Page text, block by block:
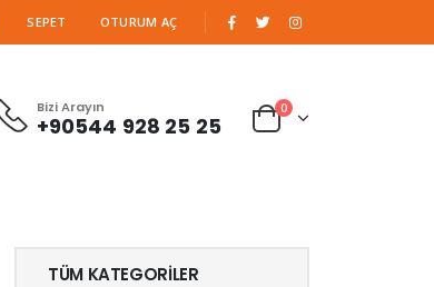
SEPET OTURUM AÇ
Bizi Arayın
+90544 928 25 25
0
TÜM KATEGORILER